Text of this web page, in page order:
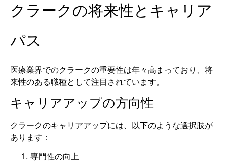
クラークの将来性とキャリア
パス
医療業界でのクラークの重要性は年々高まっており、将
来性のある職種として注目されています。
キャリアアップの方向性
クラークのキャリアアップには、以下のような選択肢が
あります：
専門性の向上